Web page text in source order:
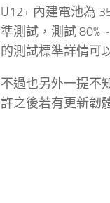
U12+ 內建電池為
準測試，測試 80%
的測試標準詳情可
不過也另外一提不
許之後若有更新韌